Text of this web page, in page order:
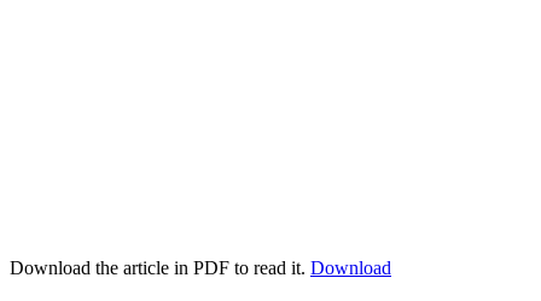
Download the article in PDF to read it. Download